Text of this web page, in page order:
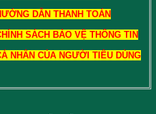
DẪN THANH TOÁN
SÁCH BẢO VỆ THÔNG TIN
NHÂN CỦA NGƯỜI TIÊU DÙNG